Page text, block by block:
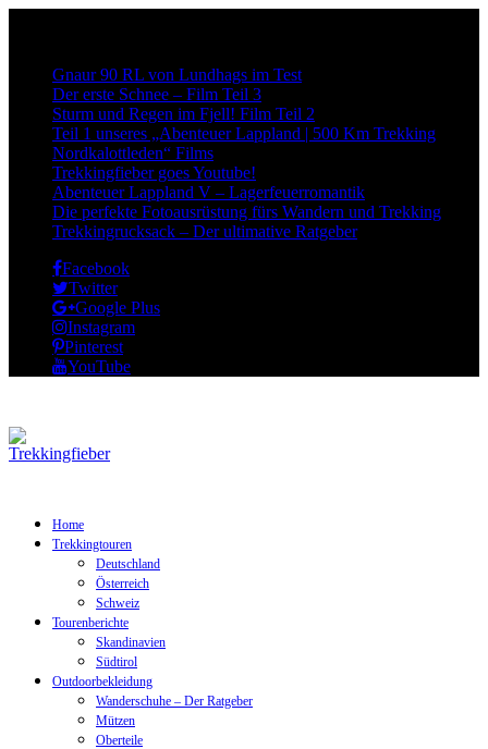
Gnaur 90 RL von Lundhags im Test
Der erste Schnee – Film Teil 3
Sturm und Regen im Fjell! Film Teil 2
Teil 1 unseres „Abenteuer Lappland | 500 Km Trekking
Nordkalottleden“ Films
Trekkingfieber goes Youtube!
Abenteuer Lappland V – Lagerfeuerromantik
Die perfekte Fotoausrüstung fürs Wandern und Trekking
Trekkingrucksack – Der ultimative Ratgeber
Facebook
Twitter
Google Plus
Instagram
Pinterest
YouTube
Home
Trekkingtouren
Deutschland
Österreich
Schweiz
Tourenberichte
Skandinavien
Südtirol
Outdoorbekleidung
Wanderschuhe – Der Ratgeber
Mützen
Oberteile